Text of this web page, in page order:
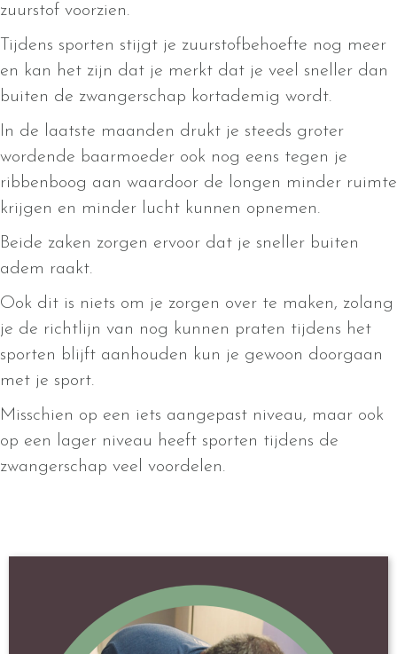
zuurstof voorzien.
Tijdens sporten stijgt je zuurstofbehoefte nog meer
en kan het zijn dat je merkt dat je veel sneller dan
buiten de zwangerschap kortademig wordt.
In de laatste maanden drukt je steeds groter
wordende baarmoeder ook nog eens tegen je
ribbenboog aan waardoor de longen minder ruimte
krijgen en minder lucht kunnen opnemen.
Beide zaken zorgen ervoor dat je sneller buiten
adem raakt.
Ook dit is niets om je zorgen over te maken, zolang
je de richtlijn van nog kunnen praten tijdens het
sporten blijft aanhouden kun je gewoon doorgaan
met je sport.
Misschien op een iets aangepast niveau, maar ook
op een lager niveau heeft sporten tijdens de
zwangerschap veel voordelen.